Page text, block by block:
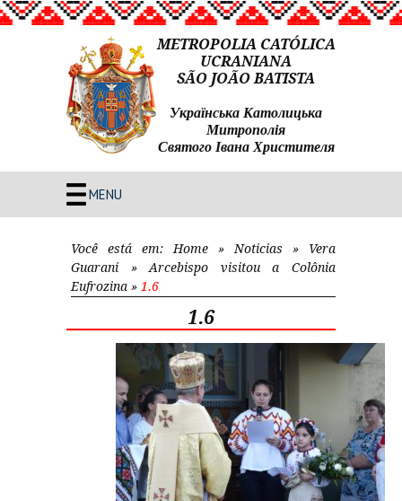
METROPOLIA CATÓLICA
UCRANIANA
SÃO JOÃO BATISTA
Українська Католицька
Митрополія
Святого Івана Христителя
MENU
Você está em: Home » Noticias » Vera
Guarani »Arcebispo visitou a Colônia
Eufrozina » 1.6
1.6